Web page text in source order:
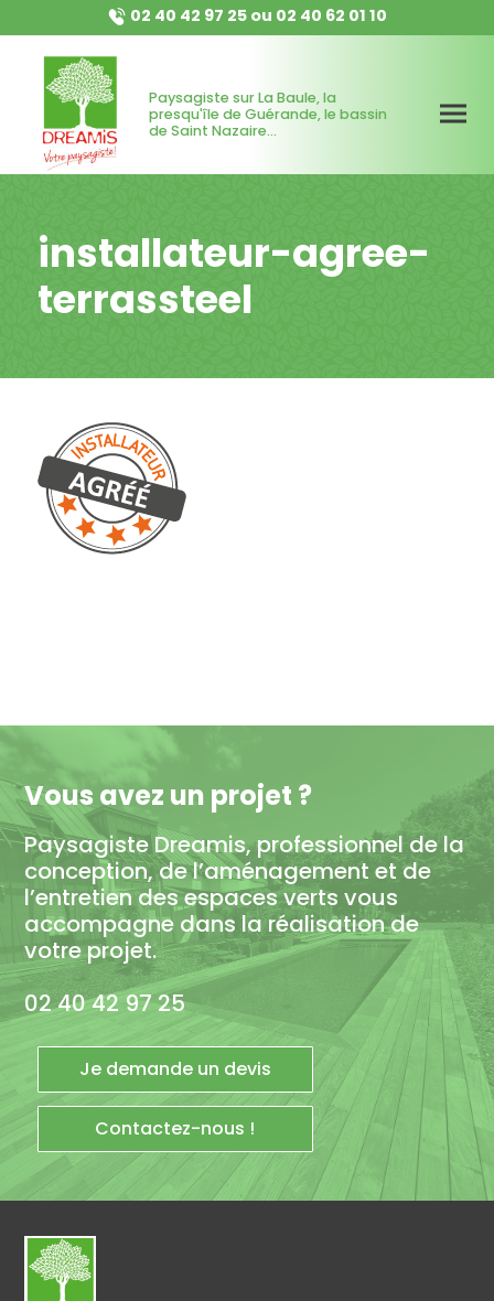
02 40 42 97 25ou 02 40 62 01 10
Paysagiste sur La Baule, la
presqu'île de Guérande, le bassin
de Saint Nazaire...
installateur-agree-
terrassteel
Vous avez un projet ?
Paysagiste Dreamis, professionnel de la
conception, de l’aménagement et de
l’entretien des espaces verts vous
accompagne dans la réalisation de
votre projet.
02 40 42 97 25
Je demande un devis
Contactez-nous !